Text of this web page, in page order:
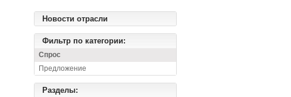
Новости отрасли
Фильтр по категории:
Спрос
Предложение
Разделы: